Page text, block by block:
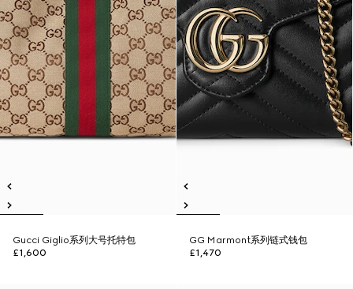
Gucci Giglio系列大号托特包
£1,600
GG Marmont系列链式钱包
£1,470